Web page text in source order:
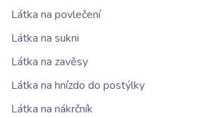
Látka na povlečení
Látka na sukni
Látka na zavěsy
Látka na hnízdo do postýlky
Látka na nákrčník